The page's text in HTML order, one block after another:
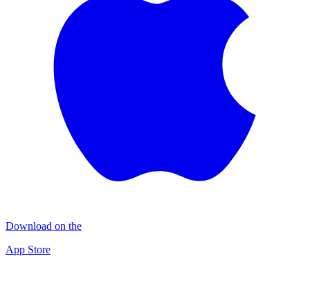
Download on the
App Store